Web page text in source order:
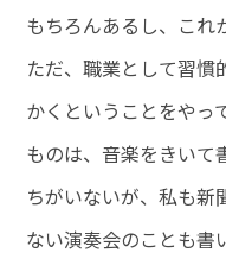
もちろんあるし、これ
ただ、職業として習慣
かくということをやっ
ものは、音楽をきいて
ちがいないが、私も新
ない演奏会のことも書